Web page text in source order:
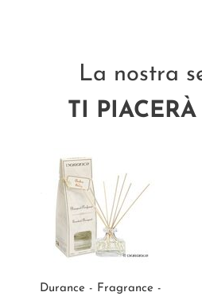
La nostra
TI
Durance - Fragrance -